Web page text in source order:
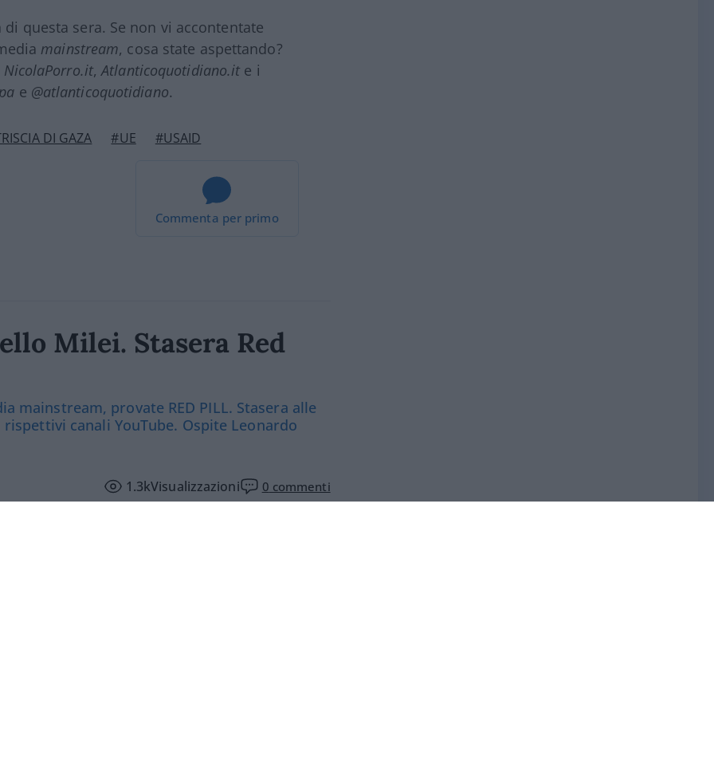
questa sera. Se non vi accontentate
mainstream, cosa state aspettando?
NicolaPorro.it,Atlanticoquotidiano.it e i
e @atlanticoquotidiano.
DI GAZA #UE #USAID
Commenta per primo
Milei. Stasera Red
mainstream, provate RED PILL. Stasera alle
canali YouTube. Ospite Leonardo
1.3kVisualizzazioni 0 commenti